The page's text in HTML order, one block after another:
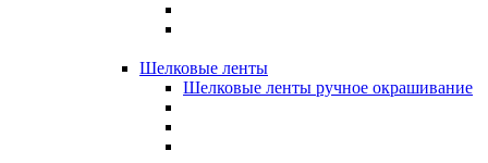
Шелковые ленты
Шелковые ленты ручное окрашивание